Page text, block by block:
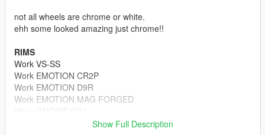
not all wheels are chrome or white.
ehh some looked amazing just chrome!!
RIMS
Work VS-SS
Work EMOTION CR2P
Work EMOTION D9R
Work EMOTION MAG FORGED
Work GNOSIS CV201Show Full Description